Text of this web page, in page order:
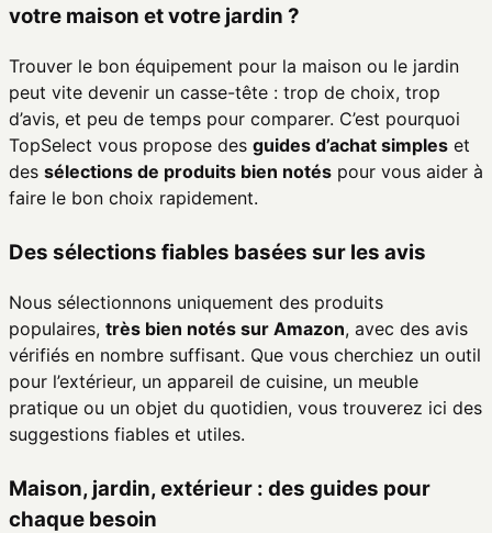
votre maison et votre jardin ?
Trouver le bon équipement pour la maison ou le jardin
peut vite devenir un casse-tête : trop de choix, trop
d’avis, et peu de temps pour comparer. C’est pourquoi
TopSelect vous propose des guides d’achat simples et
des sélections de produits bien notés pour vous aider à
faire le bon choix rapidement.
Des sélections fiables basées sur les avis
Nous sélectionnons uniquement des produits
populaires, très bien notés sur Amazon, avec des avis
vérifiés en nombre suffisant. Que vous cherchiez un outil
pour l’extérieur, un appareil de cuisine, un meuble
pratique ou un objet du quotidien, vous trouverez ici des
suggestions fiables et utiles.
Maison, jardin, extérieur : des guides pour
chaque besoin